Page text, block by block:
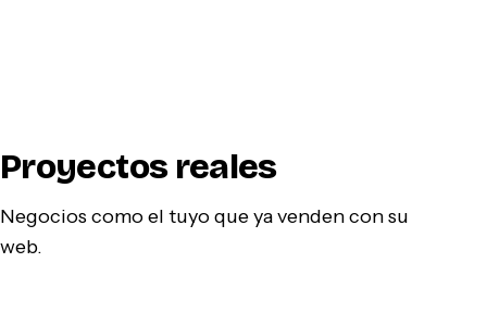
Proyectos reales
Negocios como el tuyo que ya venden con su
web.